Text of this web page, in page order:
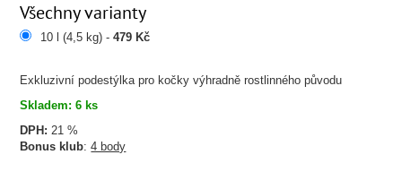
Exkluzivní podestýlka pro kočky výhradně rostlinného původu
Skladem: 6 ks
DPH: 21 %
Bonus klub:4 body
Všechny varianty
10 l (4,5 kg) -479 Kč